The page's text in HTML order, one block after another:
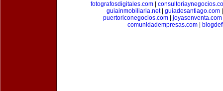
fotografosdigitales.com
guiainmobiliaria.net| guiadesantiago.com
puertoriconegocios.com
joyasenventa.com
comunidadempresas.com